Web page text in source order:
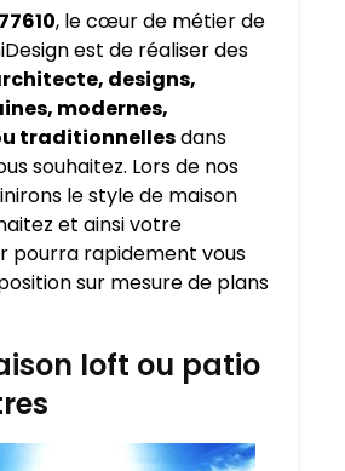
, le cœur de métier de
est de réaliser des
designs,
modernes,
traditionnellesdans
souhaitez. Lors de nos
le style de maison
et ainsi votre
pourra rapidement vous
sur mesure de plans
loft ou patio